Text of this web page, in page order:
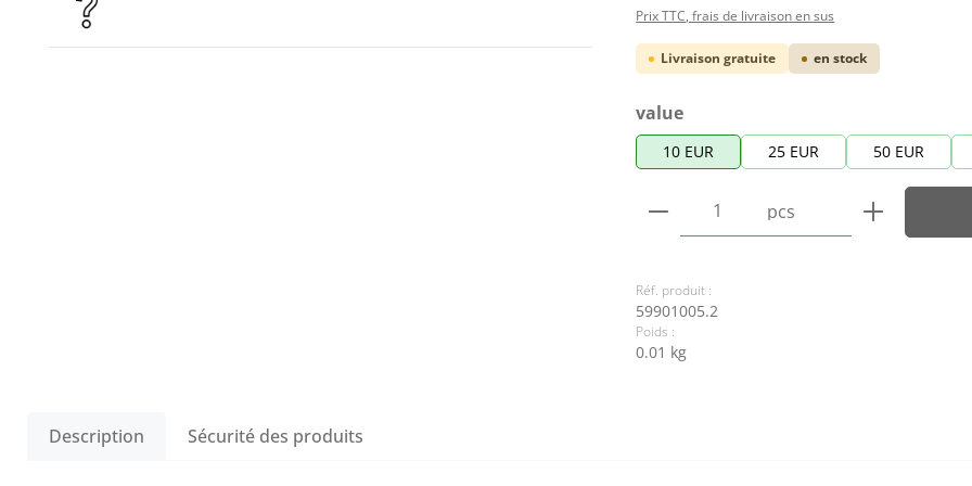
Prix TTC, frais de livraison en sus
Livraison gratuite en stock
Sélectionnez
value
10 EUR 25 EUR 50 EUR
Quantité de produit :
pcs
Réf. produit :
59901005.2
Poids :
0.01 kg
Description Sécurité des produits